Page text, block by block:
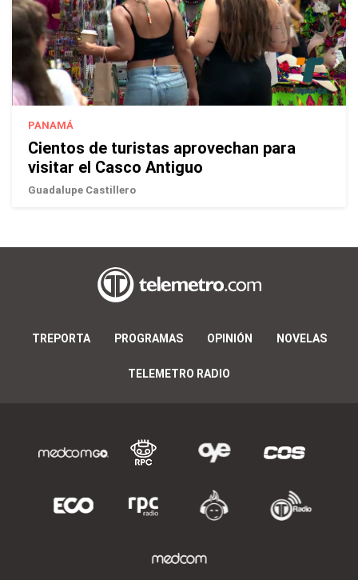
PANAMÁ
Cientos de turistas aprovechan para
visitar el Casco Antiguo
Guadalupe Castillero
TREPORTA PROGRAMAS OPINIÓN NOVELAS
TELEMETRO RADIO